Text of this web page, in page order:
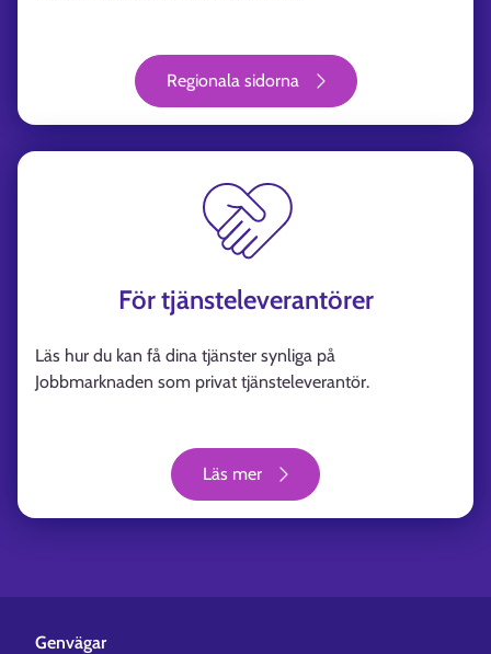
Regionala sidorna
För tjänsteleverantörer
Läs hur du kan få dina tjänster synliga på
Jobbmarknaden som privat tjänsteleverantör.
Läs mer
Genvägar